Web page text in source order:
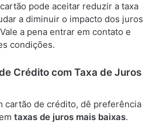
pode aceitar reduzir a taxa
a diminuir o impacto dos juros
a pena entrar em contato e
condições.
Crédito com Taxa de Juros
cartão de crédito, dê preferência
taxas de juros mais baixas.